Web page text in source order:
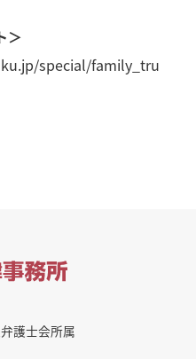
＞
special/family_tru
護士会所属